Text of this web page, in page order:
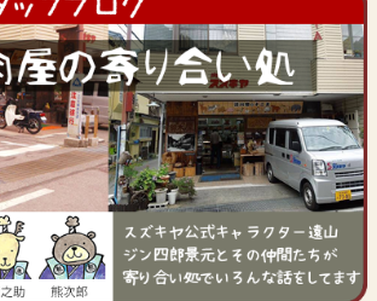
へ